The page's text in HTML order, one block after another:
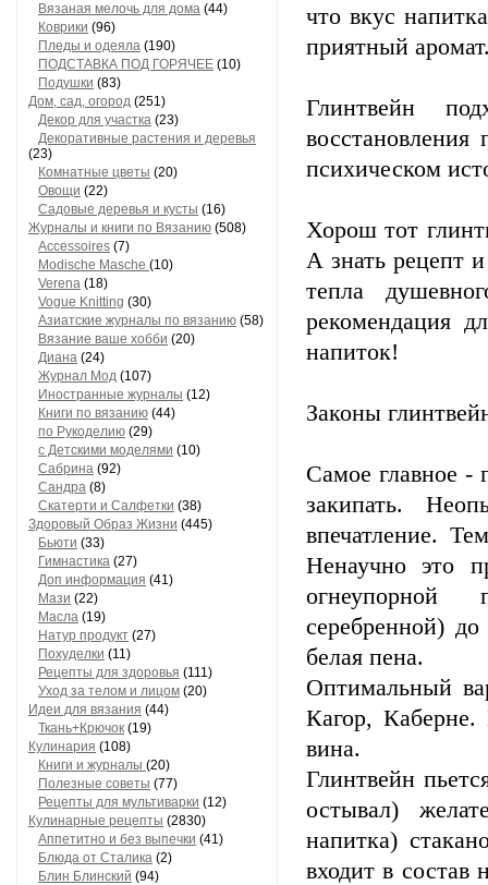
Вязаная мелочь для дома (44)
Коврики (96)
Пледы и одеяла (190)
ПОДСТАВКА ПОД ГОРЯЧЕЕ (10)
Подушки (83)
Дом, сад, огород (251)
Декор для участка (23)
Декоративные растения и деревья
(23)
Комнатные цветы (20)
Овощи (22)
Садовые деревья и кусты (16)
Журналы и книги по Вязанию (508)
Accessoires (7)
Modische Masche (10)
Verena (18)
Vogue Knitting (30)
Азиатские журналы по вязанию (58)
Вязание ваше хобби (20)
Диана (24)
Журнал Мод (107)
Иностранные журналы (12)
Книги по вязанию (44)
по Рукоделию (29)
с Детскими моделями (10)
Сабрина (92)
Сандра (8)
Скатерти и Салфетки (38)
Здоровый Образ Жизни (445)
Бьюти (33)
Гимнастика (27)
Доп информация (41)
Мази (22)
Масла (19)
Натур продукт (27)
Похуделки (11)
Рецепты для здоровья (111)
Уход за телом и лицом (20)
Идеи для вязания (44)
Ткань+Крючок (19)
Кулинария (108)
Книги и журналы (20)
Полезные советы (77)
Рецепты для мультиварки (12)
Кулинарные рецепты (2830)
Аппетитно и без выпечки (41)
Блюда от Сталика (2)
Блин Блинский (94)
что вкyс
пpиятный
Глинтвейн
психическом
Хорош тот
А знать рецепт и
тепла
рекомендация
напиток!
Законы
Самое главное -
закипать.
впечатление.
Ненаучно это
огнеупорной
серебренной)
белая пена.
Оптимальный
Кагор, Каберне.
вина.
Глинтвейн
остывал)
напитка)
входит в состав